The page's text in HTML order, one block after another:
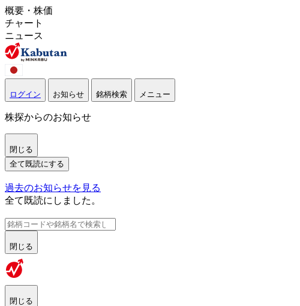
概要・株価
チャート
ニュース
ログイン お知らせ 銘柄検索 メニュー
株探からのお知らせ
閉じる
全て既読にする
過去のお知らせを見る
全て既読にしました。
閉じる
閉じる